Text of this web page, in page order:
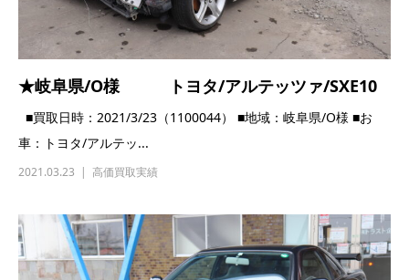
★岐阜県/O様 トヨタ/アルテッツァ/SXE10
■買取日時：2021/3/23（1100044） ■地域：岐阜県/O様 ■お
車：トヨタ/アルテッ...
2021.03.23 高価買取実績